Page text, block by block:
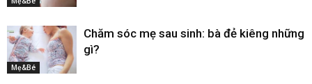
Mẹ&Bé
Chăm sóc mẹ sau sinh: bà đẻ kiêng những
gì?